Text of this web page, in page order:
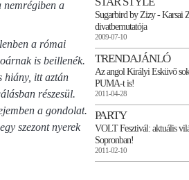
nemrégiben a
a római
is beillenék.
hiány, itt aztán
részesül.
a gondolat.
szezont nyerek
Sugarbird by Zizy - Karsai
divatbemutatója
2009-07-10
TRENDAJÁNLÓ
Az angol Királyi Esküvő
PUMA-t is!
2011-04-28
PARTY
VOLT Fesztivál: aktuális
Sopronban!
2011-02-10